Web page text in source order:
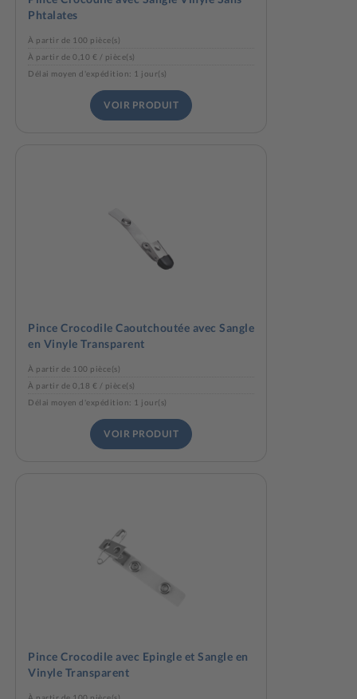
Phtalates
À partir de 100 pièce(s)
À partir de 0,10 € / pièce(s)
Délai moyen d'expédition: 1 jour(s)
VOIR PRODUIT
Pince Crocodile Caoutchoutée avec Sangle
en Vinyle Transparent
À partir de 100 pièce(s)
À partir de 0,18 € / pièce(s)
Délai moyen d'expédition: 1 jour(s)
VOIR PRODUIT
Pince Crocodile avec Epingle et Sangle en
Vinyle Transparent